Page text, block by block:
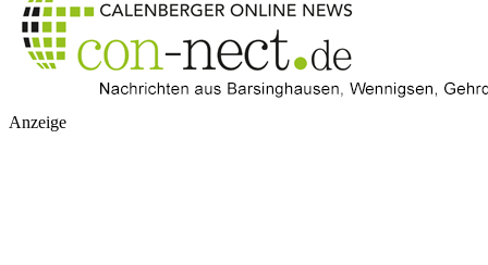
Anzeige